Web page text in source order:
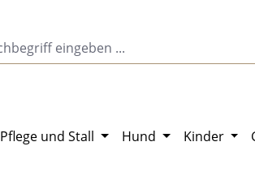
Pflege und Stall Hund Kinder